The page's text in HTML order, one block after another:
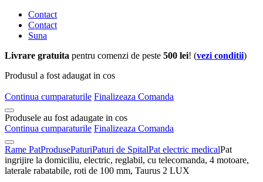
Contact
Contact
Suna
Livrare gratuita pentru comenzi de peste 500 lei! (vezi conditii)
Produsul a fost adaugat in cos
Continua cumparaturile Finalizeaza Comanda
Produsele au fost adaugate in cos
Continua cumparaturile Finalizeaza Comanda
Rame PatProdusePaturiPaturi de SpitalPat electric medicalPat
ingrijire la domiciliu, electric, reglabil, cu telecomanda, 4 motoare,
laterale rabatabile, roti de 100 mm, Taurus 2 LUX